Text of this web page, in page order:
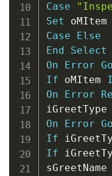
Case
Set oMItem
Case
Else
End
Select
On
Error
If oMItem
On
Error
iGreetType
On
Error
If
If
sGreetName